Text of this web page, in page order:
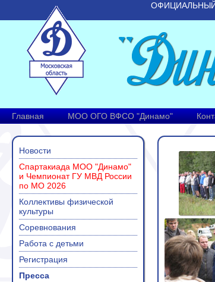
Главная МОО ОГО ВФСО "Динамо"
Новости
Спартакиада МОО "Динамо"
и Чемпионат ГУ МВД России
по МО 2026
Коллективы физической
культуры
Соревнования
Работа с детьми
Регистрация
Пресса